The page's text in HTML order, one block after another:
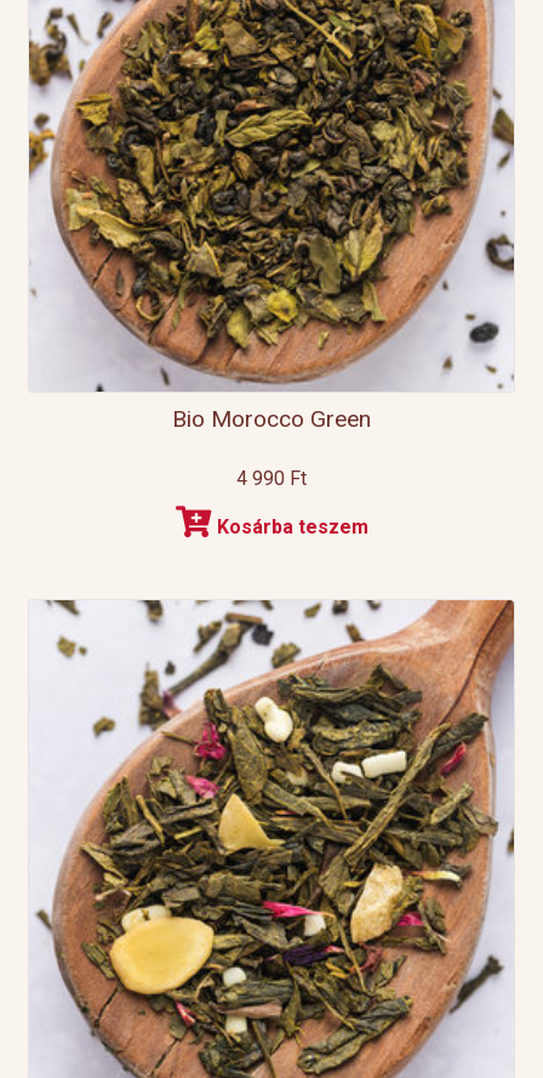
Bio Morocco Green
4 990 Ft
Kosárba teszem